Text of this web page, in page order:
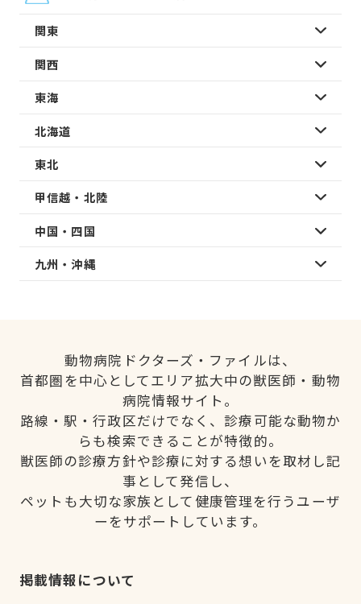
関東
関西
東海
北海道
東北
甲信越・北陸
中国・四国
九州・沖縄
動物病院ドクターズ・ファイルは、
首都圏を中心としてエリア拡大中の獣医師・動物
病院情報サイト。
路線・駅・行政区だけでなく、診療可能な動物か
らも検索できることが特徴的。
獣医師の診療方針や診療に対する想いを取材し記
事として発信し、
ペットも大切な家族として健康管理を行うユーザ
ーをサポートしています。
掲載情報について